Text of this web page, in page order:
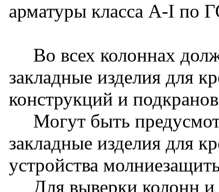
арматуры класса A-I по
Во всех колоннах
закладные изделия для
конструкций и
Могут быть
закладные изделия для
устройства
Для выверки колонн